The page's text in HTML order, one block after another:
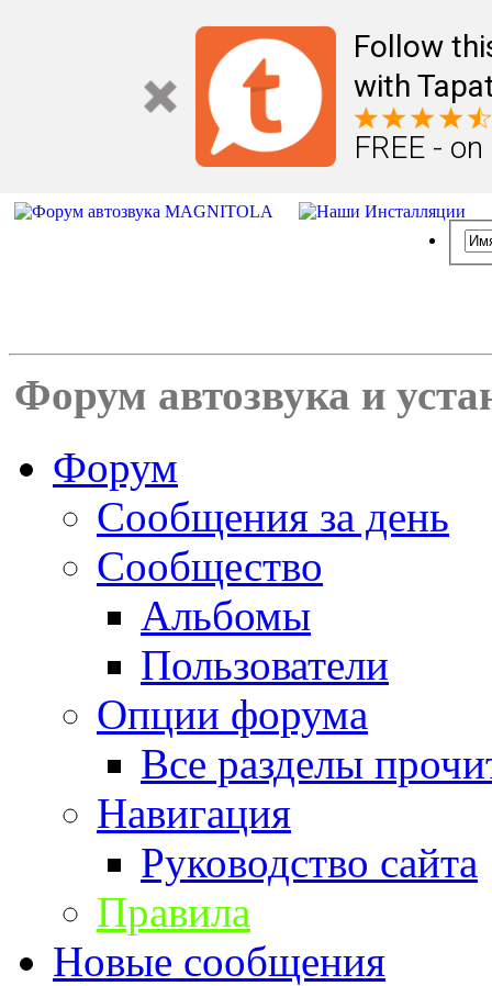
Follow
with
FREE -
Форум автозвука и
Форум
Сообщения за день
Сообщество
Альбомы
Пользователи
Опции форума
Все разделы
Навигация
Руководство сайта
Правила
Новые сообщения